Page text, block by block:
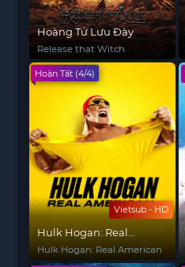
Hoàng Tử Lưu Đày
Release that Witch
Vietsub - HD
Hoàn Tất (4/4)
Hulk Hogan: Real
American
Hulk Hogan: Real American